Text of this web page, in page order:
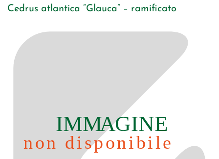
Cedrus atlantica “Glauca” – ramificato